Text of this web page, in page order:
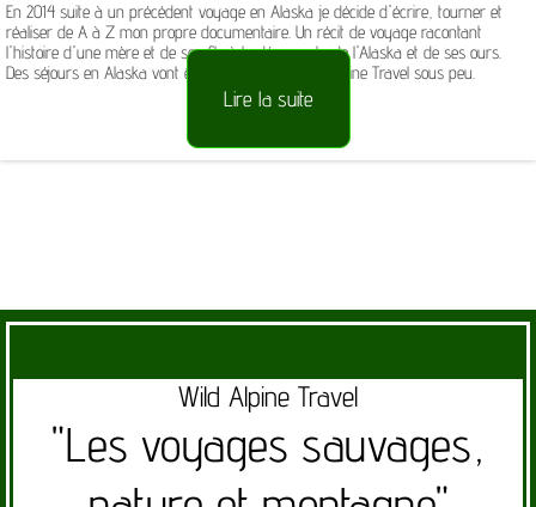
En 2014 suite à un précédent voyage en Alaska je décide d'écrire, tourner et
réaliser de A à Z mon propre documentaire. Un récit de voyage racontant
l'histoire d'une mère et de son fils à la découverte de l'Alaska et de ses ours.
Des séjours en Alaska vont être proposé par Wild Alpine Travel sous peu.
Lire la suite
Wild Alpine Travel
"Les voyages sauvages,